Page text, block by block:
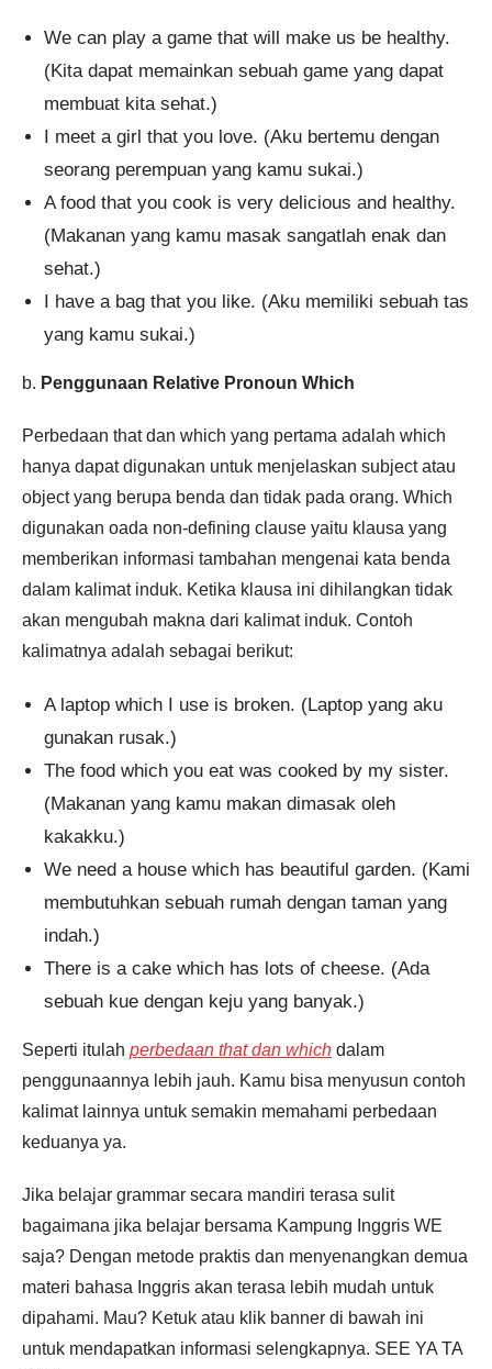
We can play a game that will make us be healthy.
(Kita dapat memainkan sebuah game yang dapat
membuat kita sehat.)
I meet a girl that you love. (Aku bertemu dengan
seorang perempuan yang kamu sukai.)
A food that you cook is very delicious and healthy.
(Makanan yang kamu masak sangatlah enak dan
sehat.)
I have a bag that you like. (Aku memiliki sebuah tas
yang kamu sukai.)
b. Penggunaan Relative Pronoun Which
Perbedaan that dan which yang pertama adalah which
hanya dapat digunakan untuk menjelaskan subject atau
object yang berupa benda dan tidak pada orang. Which
digunakan oada non-defining clause yaitu klausa yang
memberikan informasi tambahan mengenai kata benda
dalam kalimat induk. Ketika klausa ini dihilangkan tidak
akan mengubah makna dari kalimat induk. Contoh
kalimatnya adalah sebagai berikut:
A laptop which I use is broken. (Laptop yang aku
gunakan rusak.)
The food which you eat was cooked by my sister.
(Makanan yang kamu makan dimasak oleh
kakakku.)
We need a house which has beautiful garden. (Kami
membutuhkan sebuah rumah dengan taman yang
indah.)
There is a cake which has lots of cheese. (Ada
sebuah kue dengan keju yang banyak.)
Seperti itulah perbedaan that dan which dalam
penggunaannya lebih jauh. Kamu bisa menyusun contoh
kalimat lainnya untuk semakin memahami perbedaan
keduanya ya.
Jika belajar grammar secara mandiri terasa sulit
bagaimana jika belajar bersama Kampung Inggris WE
saja? Dengan metode praktis dan menyenangkan demua
materi bahasa Inggris akan terasa lebih mudah untuk
dipahami. Mau? Ketuk atau klik banner di bawah ini
untuk mendapatkan informasi selengkapnya. SEE YA TA